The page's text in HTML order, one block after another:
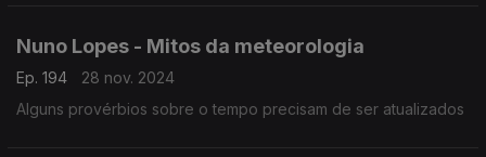
Nuno Lopes - Mitos da meteorologia
Ep. 194
28 nov. 2024
Alguns provérbios sobre o tempo precisam de ser atualizados